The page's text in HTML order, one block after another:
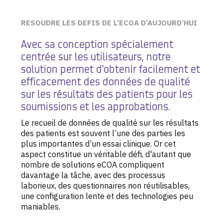
RESOUDRE LES DEFIS DE L’ECOA D’AUJOURD’HUI
Avec sa conception spécialement
centrée sur les utilisateurs, notre
solution permet d'obtenirfacilement et
efficacement des données de qualité
sur les résultats des patients pour les
soumissions et les approbations.
Le recueil de données de qualité sur les résultats
des patients est souvent l’une des parties les
plus importantes d’un essai clinique. Or cet
aspect constitue un véritable défi, d'autant que
nombre de solutions eCOA compliquent
davantage la tâche, avec des processus
laborieux, des questionnaires non réutilisables,
une configuration lente et des technologies peu
maniables.